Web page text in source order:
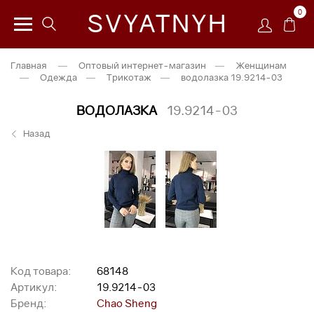
SVYATNYH 0
Главная — Оптовый интернет-магазин —
Женщинам
—
Одежда — Трикотаж — водолазка 19.9214-03
ВОДОЛАЗКА 19.9214-03
Назад
Код товара:
68148
Артикул:
19.9214-03
Бренд:
Chao Sheng